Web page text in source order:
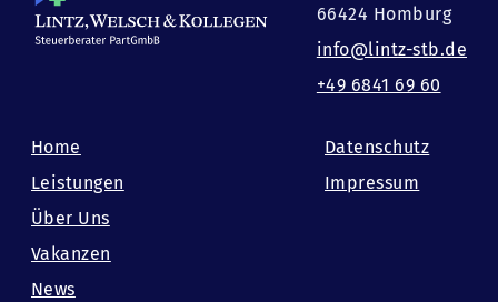
66424 Homburg
info@lintz-stb.de
+49 6841 69 60
Home
Leistungen
Über Uns
Vakanzen
News
Datenschutz
Impressum